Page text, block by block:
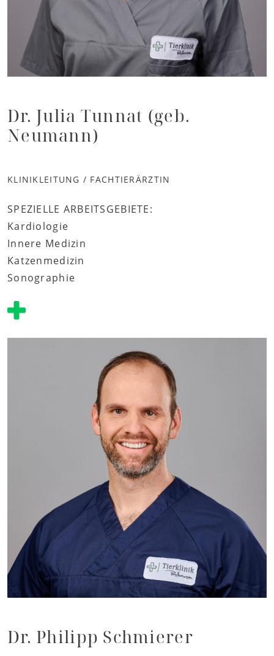
Dr. Julia Tunnat (geb.
Neumann)
KLINIKLEITUNG / FACHTIERÄRZTIN
SPEZIELLE ARBEITSGEBIETE:
Kardiologie
Innere Medizin
Katzenmedizin
Sonographie
Dr. Philipp Schmierer